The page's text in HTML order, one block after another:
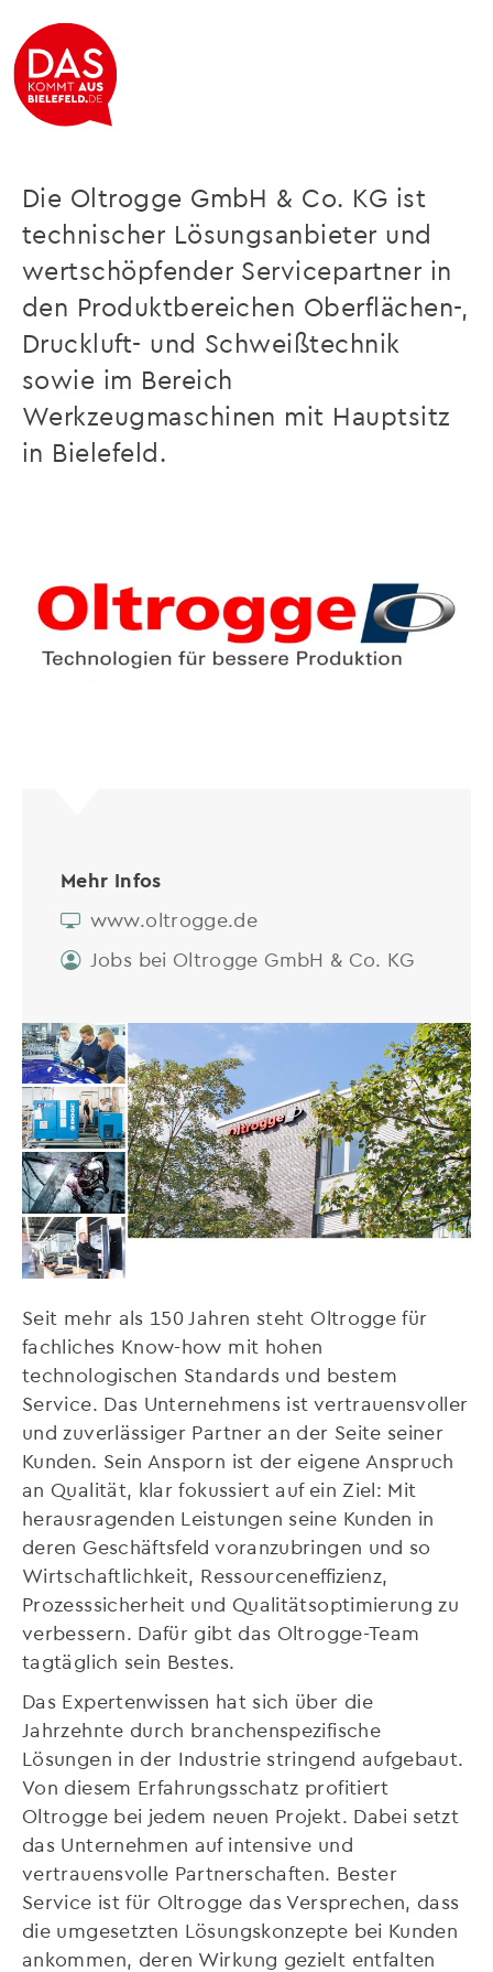
Oltrogge GmbH & Co. KG
Die Oltrogge GmbH & Co. KG ist
technischer Lösungsanbieter und
wertschöpfender Servicepartner in
den Produktbereichen Oberflächen-,
Druckluft- und Schweißtechnik
sowie im Bereich
Werkzeugmaschinen mit Hauptsitz
in Bielefeld.
Mehr Infos
www.oltrogge.de
Jobs bei Oltrogge GmbH & Co. KG
Seit mehr als 150 Jahren steht Oltrogge für
fachliches Know-how mit hohen
technologischen Standards und bestem
Service. Das Unternehmens ist vertrauensvoller
und zuverlässiger Partner an der Seite seiner
Kunden. Sein Ansporn ist der eigene Anspruch
an Qualität, klar fokussiert auf ein Ziel: Mit
herausragenden Leistungen seine Kunden in
deren Geschäftsfeld voranzubringen und so
Wirtschaftlichkeit, Ressourceneffizienz,
Prozesssicherheit und Qualitätsoptimierung zu
verbessern. Dafür gibt das Oltrogge-Team
tagtäglich sein Bestes.
Das Expertenwissen hat sich über die
Jahrzehnte durch branchenspezifische
Lösungen in der Industrie stringend aufgebaut.
Von diesem Erfahrungsschatz profitiert
Oltrogge bei jedem neuen Projekt. Dabei setzt
das Unternehmen auf intensive und
vertrauensvolle Partnerschaften. Bester
Service ist für Oltrogge das Versprechen, dass
die umgesetzten Lösungskonzepte bei Kunden
ankommen, deren Wirkung gezielt entfalten